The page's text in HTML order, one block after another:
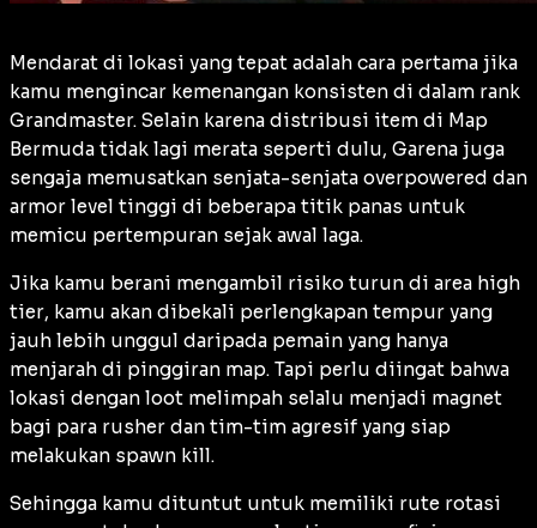
Mendarat di lokasi yang tepat adalah cara pertama jika
kamu mengincar kemenangan konsisten di dalam rank
Grandmaster. Selain karena distribusi item di Map
Bermuda tidak lagi merata seperti dulu, Garena juga
sengaja memusatkan senjata-senjata overpowered dan
armor level tinggi di beberapa titik panas untuk
memicu pertempuran sejak awal laga.
Jika kamu berani mengambil risiko turun di area high
tier, kamu akan dibekali perlengkapan tempur yang
jauh lebih unggul daripada pemain yang hanya
menjarah di pinggiran map. Tapi perlu diingat bahwa
lokasi dengan loot melimpah selalu menjadi magnet
bagi para rusher dan tim-tim agresif yang siap
melakukan spawn kill.
Sehingga kamu dituntut untuk memiliki rute rotasi